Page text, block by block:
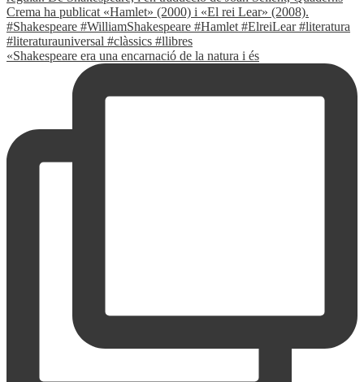
«Shakespeare era una encarnació de la natura i és